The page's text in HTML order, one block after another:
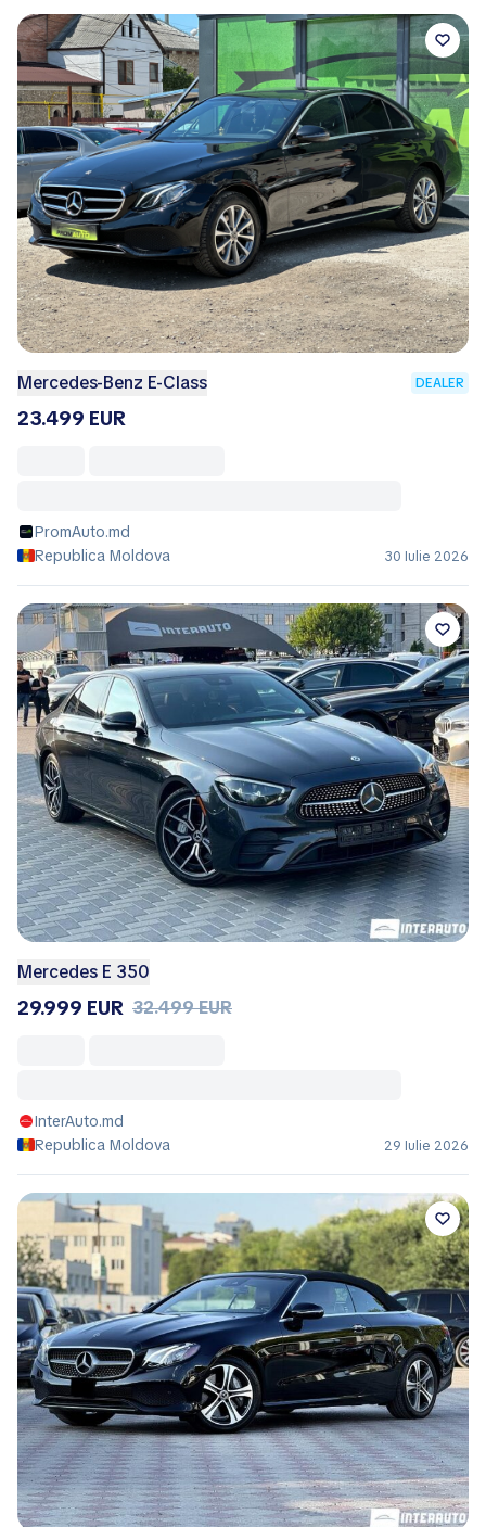
Mercedes-Benz E-Class DEALER
23.499 EUR
PromAuto.md
Republica Moldova
30 Iulie 2026
Mercedes E 350
29.999 EUR 32.499 EUR
InterAuto.md
Republica Moldova
29 Iulie 2026